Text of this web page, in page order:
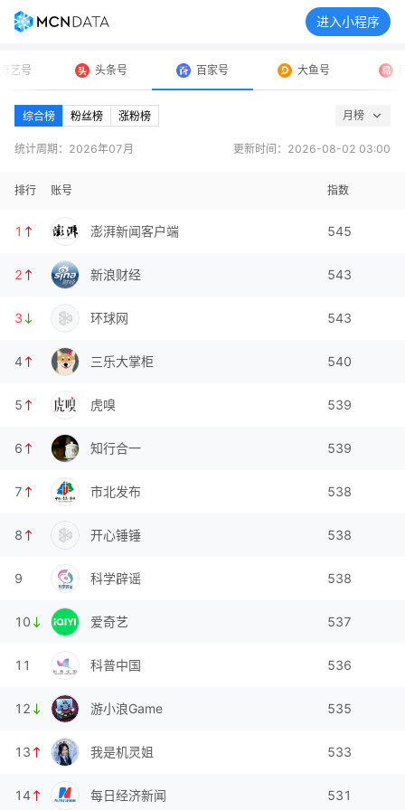
进入小程序
艺号 头条号 百家号 大鱼号
综合榜 粉丝榜 涨粉榜 月榜
统计周期： 2026年07月 更新时间： 2026-08-02 03:00
排行 账号 指数
1 澎湃新闻客户端 545
2 新浪财经 543
3 环球网 543
4 三乐大掌柜 540
5 虎嗅 539
6 知行合一 539
7 市北发布 538
8 开心锤锤 538
9 科学辟谣 538
10 爱奇艺 537
11 科普中国 536
12 游小浪Game 535
13 我是机灵姐 533
14 每日经济新闻 531